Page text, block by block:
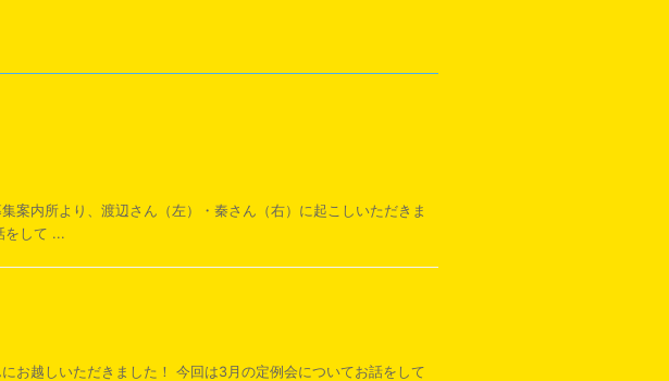
案内所より、渡辺さん（左）・秦さん（右）に起こしいただきま
をして ...
お越しいただきました！ 今回は3月の定例会についてお話をして